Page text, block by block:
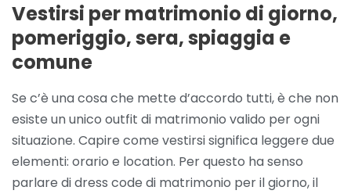
Vestirsi per matrimonio di giorno,
pomeriggio, sera, spiaggia e
comune
Se c’è una cosa che mette d’accordo tutti, è che non
esiste un unico outfit di matrimonio valido per ogni
situazione. Capire come vestirsi significa leggere due
elementi: orario e location. Per questo ha senso
parlare di dress code di matrimonio per il giorno, il